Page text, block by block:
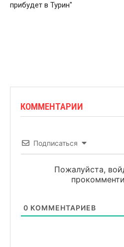
прибудет в Турин"
КОММЕНТАРИИ
Подписаться
Пожалуйста,
0 КОММЕНТАРИЕВ